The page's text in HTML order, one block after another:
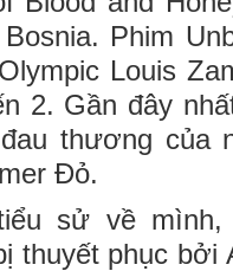
Phim
Louis
2. Gần đây
thương của
Đỏ.
sử về mình,
thuyết phục bởi